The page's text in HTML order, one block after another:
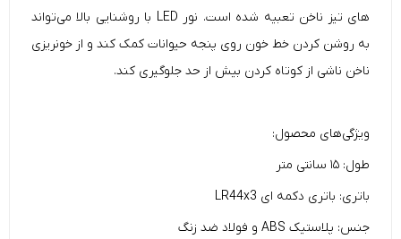
های تیز ناخن تعبیه شده است. نور LED با روشنایی بالا می‌تواند
به روشن کردن خط خون روی پنجه حیوانات کمک کند و از خونریزی
ناخن ناشی از کوتاه کردن بیش از حد جلوگیری کند.
ویژگی‌های محصول:
طول: ۱۵ سانتی متر
باتری: باتری دکمه ای LR44x3
جنس: پلاستیک ABS و فولاد ضد زنگ